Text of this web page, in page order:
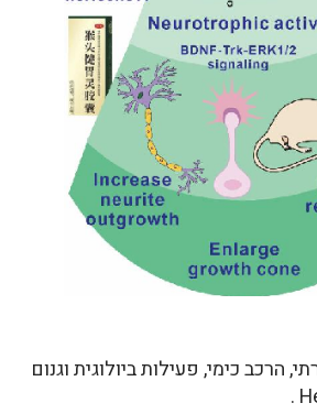
הרכב כימי, פעילות ביולוגית וגנום